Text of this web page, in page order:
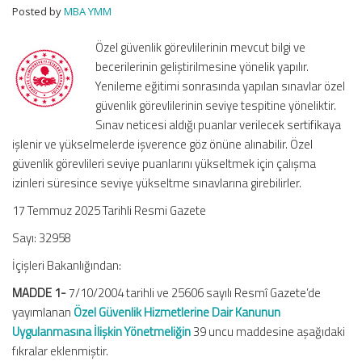
Kanunun
İlişkin
Yönetmelikte
Değişiklik
Yapılmasına
Dair
için
Posted byMBA YMM
Özel güvenlik görevlilerinin mevcut bilgi ve
becerilerinin geliştirilmesine yönelik yapılır.
Yenileme eğitimi sonrasında yapılan sınavlar özel
güvenlik görevlilerinin seviye tespitine yöneliktir.
Sınav neticesi aldığı puanlar verilecek sertifikaya
işlenir ve yükselmelerde işverence göz önüne alınabilir. Özel
güvenlik görevlileri seviye puanlarını yükseltmek için çalışma
izinleri süresince seviye yükseltme sınavlarına girebilirler.
17 Temmuz 2025 Tarihli Resmi Gazete
Sayı: 32958
İçişleri Bakanlığından:
MADDE 1-7/10/2004 tarihli ve 25606 sayılı Resmî Gazete’de
yayımlanan Özel Güvenlik Hizmetlerine Dair Kanunun
Uygulanmasına İlişkin Yönetmeliğin39 uncu maddesine aşağıdaki
fıkralar eklenmiştir.